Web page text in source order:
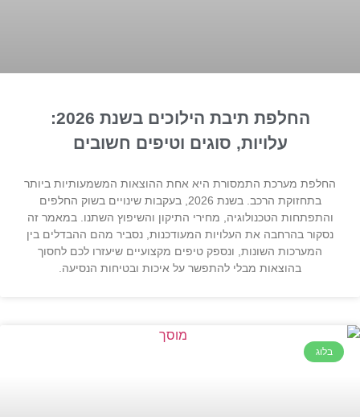
החלפת תיבת הילוכים בשנת 2026:
עלויות, סוגים וטיפים חשובים
החלפת מערכת התמסורת היא אחת ההוצאות המשמעותיות ביותר
בתחזוקת הרכב. בשנת 2026, בעקבות שינויים בשוק החלפים
והתפתחות הטכנולוגיה, מחירי התיקון והשיפוץ השתנו. במאמר זה
נסקור בהרחבה את העלויות המעודכנות, נסביר מהם ההבדלים בין
המערכות השונות, ונספק טיפים מקצועיים שיעזרו לכם לחסוך
בהוצאות מבלי להתפשר על איכות ובטיחות הנסיעה.
בלוג